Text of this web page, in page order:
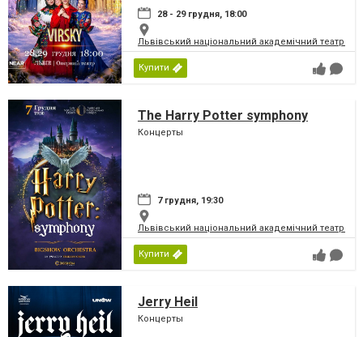
28 - 29 грудня, 18:00
Львівський національний академічний театр
Купити
The Harry Potter symphony
Концерты
7 грудня, 19:30
Львівський національний академічний театр
Купити
Jerry Heil
Концерты